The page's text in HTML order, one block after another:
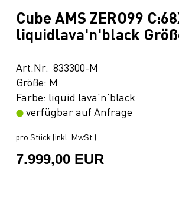
Cube AMS ZERO99
liquidlava'n'black
Art.Nr. 833300-M
Größe: M
Farbe: liquid lava'n'black
verfügbar auf Anfrage
pro Stück (inkl. MwSt.)
7.999,00 EUR